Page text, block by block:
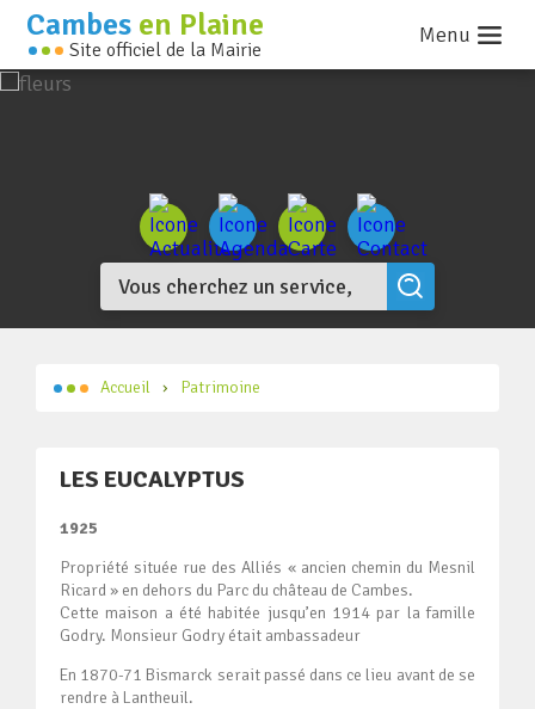
Cambes en Plaine
Site officiel de la Mairie
Menu
Accueil Patrimoine
LES EUCALYPTUS
1925
Propriété située rue des Alliés « ancien chemin du Mesnil
Ricard » en dehors du Parc du château de Cambes.
Cette maison a été habitée jusqu’en 1914 par la famille
Godry. Monsieur Godry était ambassadeur
En 1870-71 Bismarck serait passé dans ce lieu avant de se
rendre à Lantheuil.